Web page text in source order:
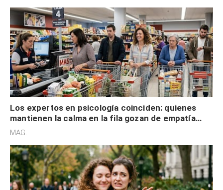
Los expertos en psicología coinciden: quienes
mantienen la calma en la fila gozan de empatía
cognitiva, gratitud y no solo tienen autocontrol
MAG.